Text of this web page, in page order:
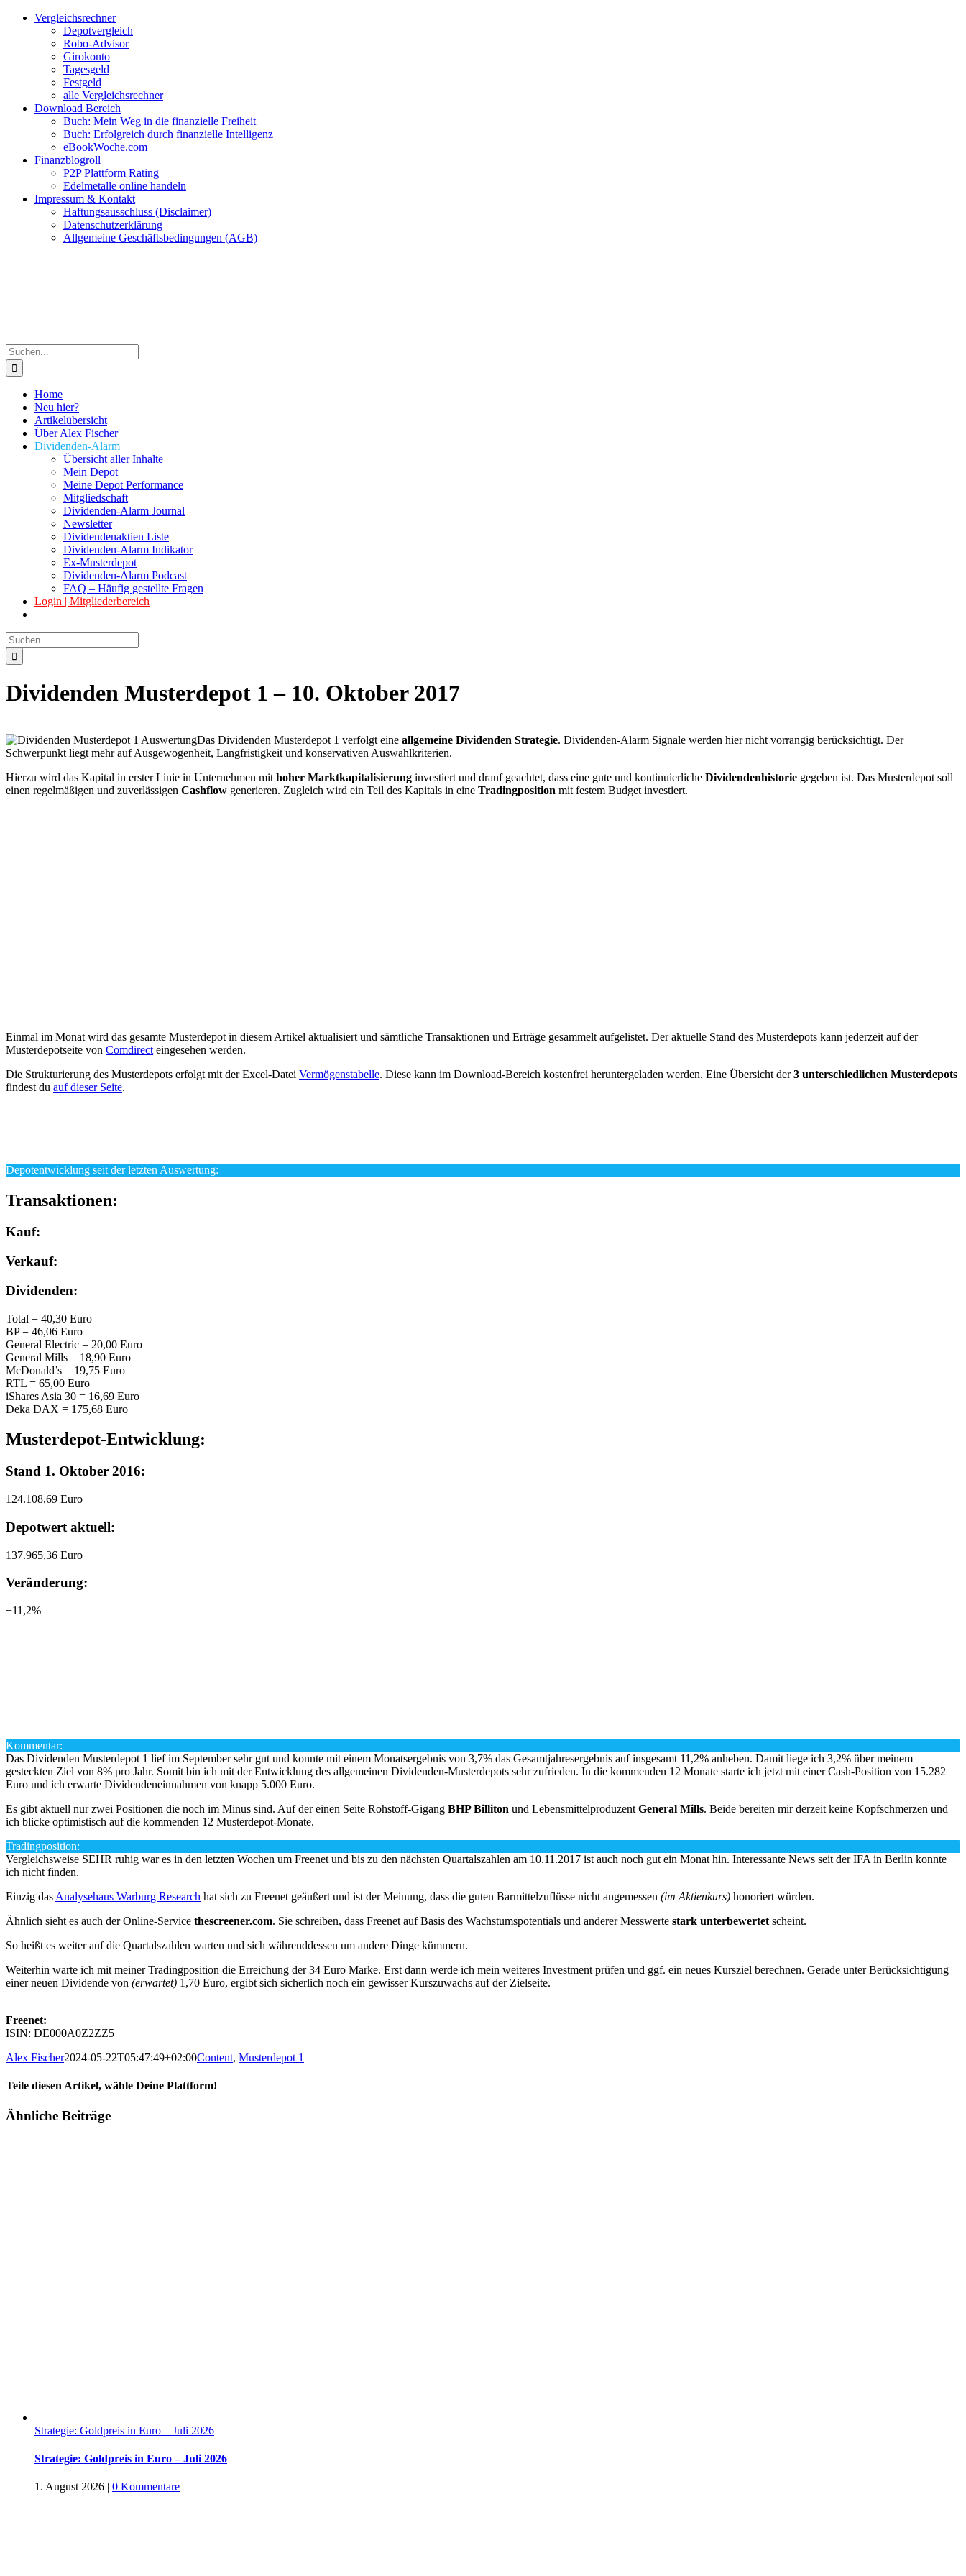
Zum
Facebook
Twitter
Instagram
Pinterest
YouTubeVergleichsrechner
Depotvergleich
Robo-Advisor
Girokonto
Tagesgeld
Festgeld
alle Vergleichsrechner
Download Bereich
Buch: Mein Weg in die finanzielle Freiheit
Buch: Erfolgreich durch finanzielle Intelligenz
eBookWoche.com
Finanzblogroll
P2P Plattform Rating
Edelmetalle online handeln
Impressum & Kontakt
Haftungsausschluss (Disclaimer)
Datenschutzerklärung
Allgemeine Geschäftsbedingungen (AGB)
Suche
nach:
Home
Neu hier?
Artikelübersicht
Über Alex Fischer
Dividenden-Alarm
Übersicht aller Inhalte
Mein Depot
Meine Depot Performance
Mitgliedschaft
Dividenden-Alarm Journal
Newsletter
Dividendenaktien Liste
Dividenden-Alarm Indikator
Ex-Musterdepot
Dividenden-Alarm Podcast
FAQ – Häufig gestellte Fragen
Login | Mitgliederbereich
Suche
nach:
Dividenden Musterdepot 1 – 10. Oktober 2017
Das Dividenden Musterdepot 1 verfolgt eine allgemeine Dividenden Strategie. Dividenden-Alarm Signale werden hier nicht vorrangig berücksichtigt. Der
Schwerpunkt liegt mehr auf Ausgewogenheit, Langfristigkeit und konservativen Auswahlkriterien.
Hierzu wird das Kapital in erster Linie in Unternehmen mit hoher Marktkapitalisierung investiert und drauf geachtet, dass eine gute und kontinuierliche Dividendenhistorie gegeben ist. Das Musterdepot soll
einen regelmäßigen und zuverlässigen Cashflow generieren. Zugleich wird ein Teil des Kapitals in eine Tradingposition mit festem Budget investiert.
Einmal im Monat wird das gesamte Musterdepot in diesem Artikel aktualisiert und sämtliche Transaktionen und Erträge gesammelt aufgelistet. Der aktuelle Stand des Musterdepots kann jederzeit auf der
Musterdepotseite von Comdirect eingesehen werden.
Die Strukturierung des Musterdepots erfolgt mit der Excel-Datei Vermögenstabelle. Diese kann im Download-Bereich kostenfrei heruntergeladen werden. Eine Übersicht der3 unterschiedlichen Musterdepots
findest du auf dieser Seite.
Depotentwicklung seit der letzten Auswertung:
Transaktionen:
Kauf:
Verkauf:
Dividenden:
Total = 40,30 Euro
BP = 46,06 Euro
General Electric = 20,00 Euro
General Mills = 18,90 Euro
McDonald’s = 19,75 Euro
RTL = 65,00 Euro
iShares Asia 30 = 16,69 Euro
Deka DAX = 175,68 Euro
Musterdepot-Entwicklung:
Stand 1. Oktober 2016:
124.108,69 Euro
Depotwert aktuell:
137.965,36 Euro
Veränderung:
+11,2%
Kommentar:
Das Dividenden Musterdepot 1 lief im September sehr gut und konnte mit einem Monatsergebnis von 3,7% das Gesamtjahresergebnis auf insgesamt 11,2% anheben. Damit liege ich 3,2% über meinem
gesteckten Ziel von 8% pro Jahr. Somit bin ich mit der Entwicklung des allgemeinen Dividenden-Musterdepots sehr zufrieden. In die kommenden 12 Monate starte ich jetzt mit einer Cash-Position von 15.282
Euro und ich erwarte Dividendeneinnahmen von knapp 5.000 Euro.
Es gibt aktuell nur zwei Positionen die noch im Minus sind. Auf der einen Seite Rohstoff-Gigang BHP Billiton und Lebensmittelproduzent General Mills. Beide bereiten mir derzeit keine Kopfschmerzen und
ich blicke optimistisch auf die kommenden 12 Musterdepot-Monate.
Tradingposition:
Vergleichsweise SEHR ruhig war es in den letzten Wochen um Freenet und bis zu den nächsten Quartalszahlen am 10.11.2017 ist auch noch gut ein Monat hin. Interessante News seit der IFA in Berlin konnte
ich nicht finden.
Einzig das Analysehaus Warburg Research hat sich zu Freenet geäußert und ist der Meinung, dass die guten Barmittelzuflüsse nicht angemessen (im Aktienkurs) honoriert würden.
Ähnlich sieht es auch der Online-Service thescreener.com. Sie schreiben, dass Freenet auf Basis des Wachstumspotentials und anderer Messwerte stark unterbewertet scheint.
So heißt es weiter auf die Quartalszahlen warten und sich währenddessen um andere Dinge kümmern.
Weiterhin warte ich mit meiner Tradingposition die Erreichung der 34 Euro Marke. Erst dann werde ich mein weiteres Investment prüfen und ggf. ein neues Kursziel berechnen. Gerade unter Berücksichtigung
einer neuen Dividende von (erwartet) 1,70 Euro, ergibt sich sicherlich noch ein gewisser Kurszuwachs auf der Zielseite.
Freenet:
ISIN: DE000A0Z2ZZ5
Alex Fischer2024-05-22T05:47:49+02:00Content, Musterdepot 1 |
Teile diesen Artikel, wähle Deine Plattform!
Facebook
Twitter
Reddit
LinkedIn
Tumblr
Pinterest
Vk
E-
Ähnliche Beiträge
Strategie: Goldpreis in Euro – Juli 2026
Strategie: Goldpreis in Euro – Juli 2026
1. August 2026 | 0 Kommentare